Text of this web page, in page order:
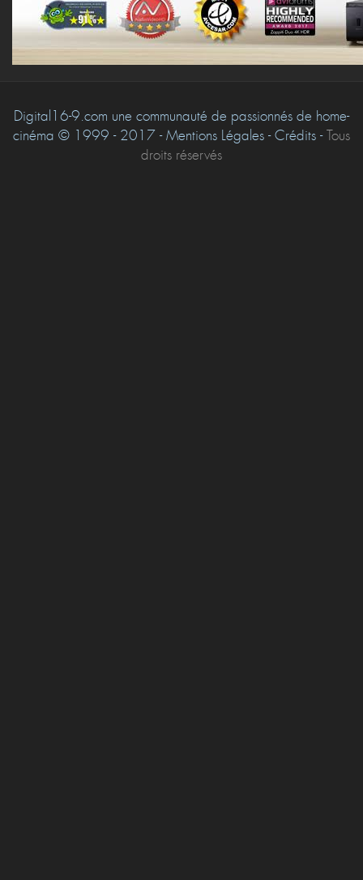
Digital16-9.com une communauté de passionnés de home-
cinéma © 1999 - 2017 - Mentions Légales - Crédits -Tous
droits réservés